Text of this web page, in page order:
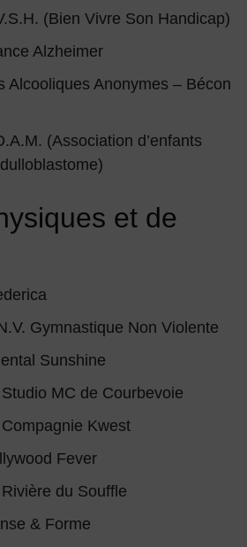
(Bien Vivre Son Handicap)
Alzheimer
Alcooliques Anonymes – Bécon
(Association d’enfants
et de
Gymnastique Non Violente
Sunshine
MC de Courbevoie
Kwest
Fever
du Souffle
& Forme